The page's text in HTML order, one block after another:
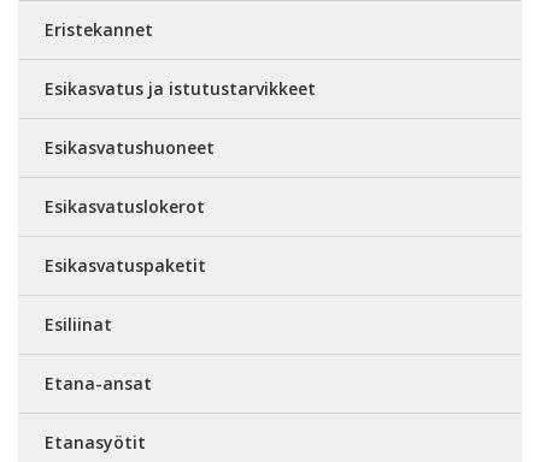
Eristekannet
Esikasvatus ja istutustarvikkeet
Esikasvatushuoneet
Esikasvatuslokerot
Esikasvatuspaketit
Esiliinat
Etana-ansat
Etanasyötit